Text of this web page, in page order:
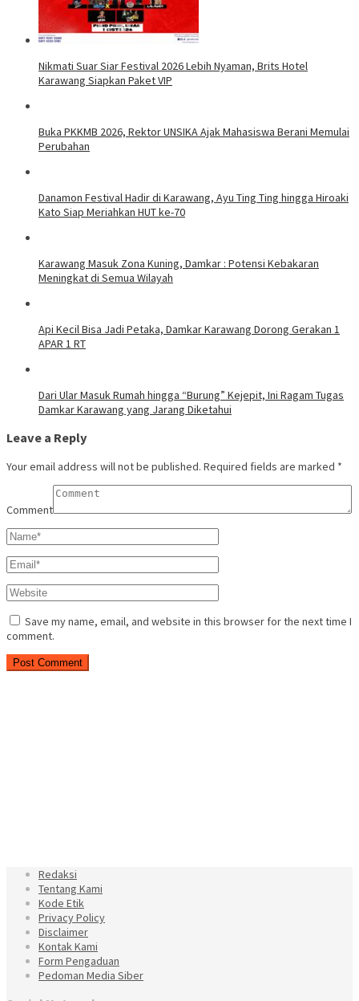
Nikmati Suar Siar Festival 2026 Lebih Nyaman, Brits Hotel
Karawang Siapkan Paket VIP
Buka PKKMB 2026, Rektor UNSIKA Ajak Mahasiswa Berani Memulai
Perubahan
Danamon Festival Hadir di Karawang, Ayu Ting Ting hingga Hiroaki
Kato Siap Meriahkan HUT ke-70
Karawang Masuk Zona Kuning, Damkar : Potensi Kebakaran
Meningkat di Semua Wilayah
Api Kecil Bisa Jadi Petaka, Damkar Karawang Dorong Gerakan 1
APAR 1 RT
Dari Ular Masuk Rumah hingga “Burung” Kejepit, Ini Ragam Tugas
Damkar Karawang yang Jarang Diketahui
Leave a Reply
Your email address will not be published. Required fields are marked *
Comment
Save my name, email, and website in this browser for the next time I
comment.
Redaksi
Tentang Kami
Kode Etik
Privacy Policy
Disclaimer
Kontak Kami
Form Pengaduan
Pedoman Media Siber